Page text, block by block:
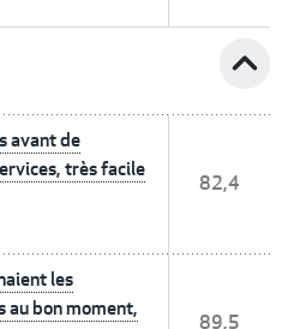
expand_less
avant de
très facile
82,4
les
au bon moment,
89,5